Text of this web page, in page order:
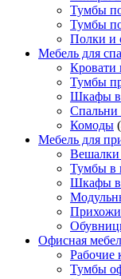
Тумбы
Тумбы
Полки и
Мебель для
Кровати
Тумбы
Шкафы в
Спальни
Комоды
Мебель для
Тумбы в
Шкафы
Офисная
Рабочие
Тумбы